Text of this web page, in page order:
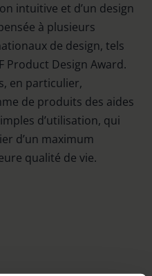
intuitive et d’un design
à plusieurs
de design, tels
Product Design Award.
en particulier,
de produits des aides
d’utilisation, qui
d’un maximum
qualité de vie.